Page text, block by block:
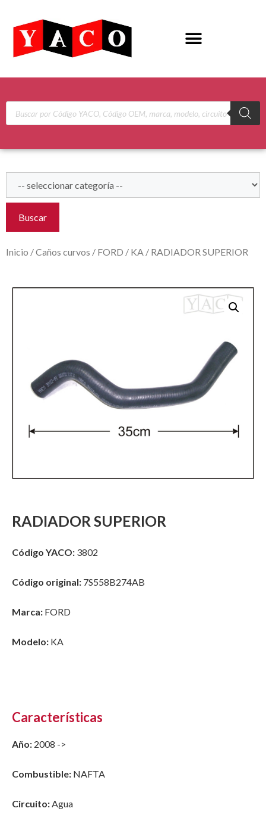
Buscar
Inicio /Caños curvos / FORD / KA / RADIADOR SUPERIOR
RADIADOR SUPERIOR
Código YACO: 3802
Código original: 7S558B274AB
Marca: FORD
Modelo: KA
Características
Año: 2008 ->
Combustible: NAFTA
Circuito:Agua